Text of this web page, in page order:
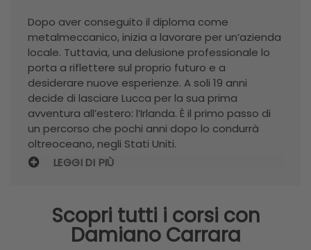
Dopo aver conseguito il diploma come
metalmeccanico, inizia a lavorare per un’azienda
locale. Tuttavia, una delusione professionale lo
porta a riflettere sul proprio futuro e a
desiderare nuove esperienze. A soli 19 anni
decide di lasciare Lucca per la sua prima
avventura all’estero: l’Irlanda. È il primo passo di
un percorso che pochi anni dopo lo condurrà
oltreoceano, negli Stati Uniti.
LEGGI DI PIÙ
Scopri tutti i corsi con
Damiano Carrara